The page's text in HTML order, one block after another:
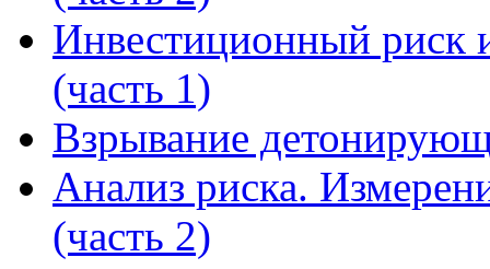
Инвестиционный риск
(часть 1)
Взрывание
Анализ риска.
(часть 2)